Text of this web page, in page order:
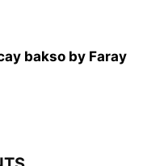
bakso by Faray